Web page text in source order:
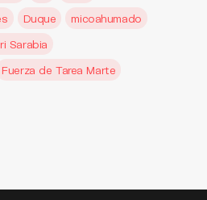
Duque
micoahumado
Sarabia
Fuerza de Tarea Marte